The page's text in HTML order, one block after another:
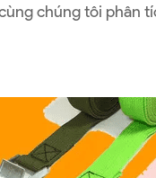
chúng tôi phân